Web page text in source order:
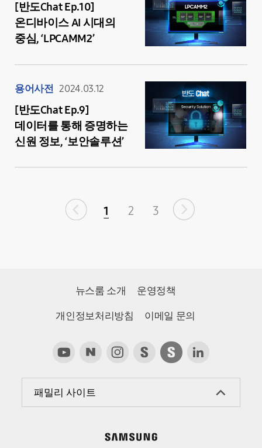
[반도Chat Ep.10]
온디바이스 AI 시대의
중심, ‘LPCAMM2’
용어사전 2024.03.12
[반도Chat Ep.9]
데이터를 통해 증명하는
신원 정보, ‘보안솔루션’
1 2 3
뉴스룸 소개 운영정책
개인정보처리방침 이메일 문의
패밀리 사이트